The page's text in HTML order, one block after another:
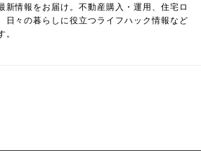
新情報をお届け。不動産購入・運用、住宅ロ
日々の暮らしに役立つライフハック情報など